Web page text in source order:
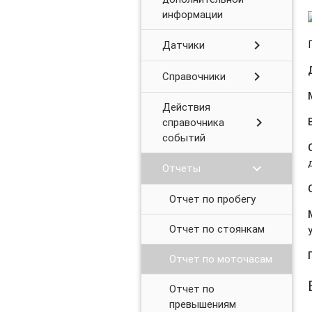
информации
Датчики chevron_right
Справочники chevron_right
Действия
справочника
событий
chevron_right
Отчеты chevron_right
Отчет по пробегу
Отчет по стоянкам
Отчет по моточасам
Отчет по
превышениям